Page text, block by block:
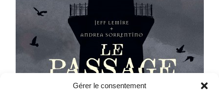
Gérer le consentement